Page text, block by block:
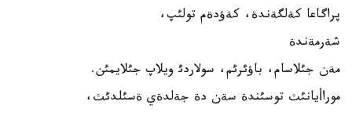
پراگاعا كةلگةندة، كةؤدةم تولئپ،
شةرمةندة
مةن جئلاسام، باؤئرئم، سولاردئ ويلاپ جئلايمئن.
موراأيانئث توسئندة سةن دة جةلدةي ةسئلدئث،